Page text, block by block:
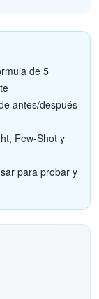
de 5
antes/después
Few-Shot y
para probar y